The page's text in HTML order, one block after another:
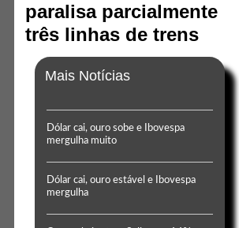
paralisa parcialmente
três linhas de trens
Mais Notícias
Dólar cai, ouro sobe e Ibovespa
mergulha muito
Dólar cai, ouro estável e Ibovespa
mergulha